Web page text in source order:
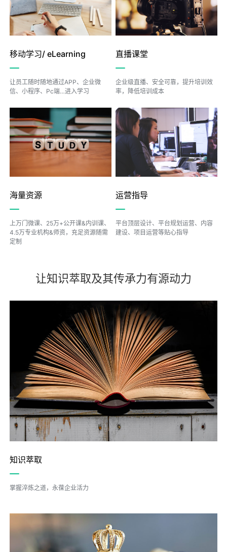
移动学习/ eLearning
让员工随时随地通过APP、企业微
信、小程序、Pc端…进入学习
直播课堂
企业级直播、安全可靠，提升培训效
率，降低培训成本
海量资源
上万门微课、25万+公开课&内训课、
4.5万专业机构&师资，充足资源随需
定制
运营指导
平台顶层设计、平台规划运营、内容
建设、项目运营等贴心指导
让知识萃取及其传承力有源动力
知识萃取
掌握淬炼之道，永葆企业活力